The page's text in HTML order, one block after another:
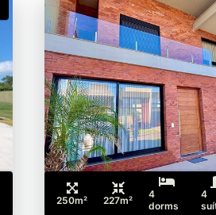
250m² 227m²
4
dorms
4